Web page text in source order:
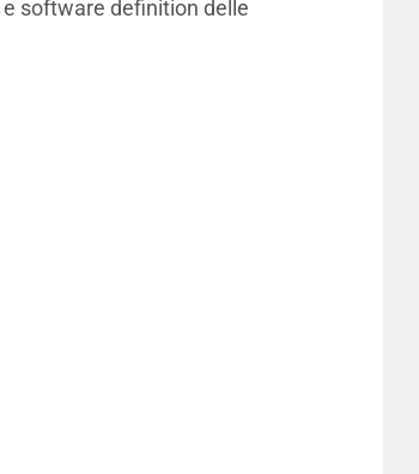
software definition delle